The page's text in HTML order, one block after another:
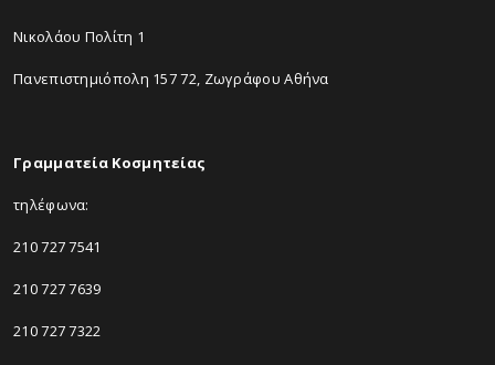
Νικολάου Πολίτη 1
Πανεπιστημιόπολη 157 72, Ζωγράφου Αθήνα
Γραμματεία Κοσμητείας
τηλέφωνα:
210 727 7541
210 727 7639
210 727 7322